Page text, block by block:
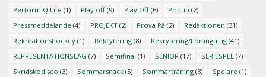
PerformIQ Life (1) Play off (9) Play Off (6) Popup (2)
Pressmeddelande (4) PROJEKT (2) Prova På (2) Redaktionen (31)
Rekreationshockey (1) Rekrytering (8) Rekrytering/Förängning (41)
REPRESENTATIONSLAG (7) Semifinal (1) SENIOR (17) SERIESPEL (7)
Skridskodisco (3) Sommarsnack (5) Sommarträning (3) Spelare (1)